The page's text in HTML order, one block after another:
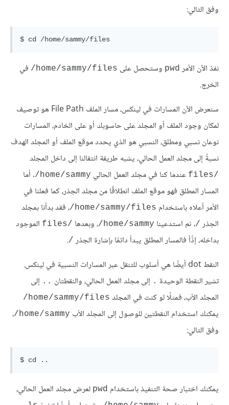
وفق التالي:
نفذ الآن الأمر pwd وستحصل على home/sammy/files/
في
الخرج.
سنعرض الآن المسارات في لينكس، مسار الملف File Path هو توصيف
لمكان وجود الملف أو المجلد على حاسوبك أو على الخادم، المسارات
نوعان نسبي ومطلق، النسبي هو الذي يحدد موقع الملف أو المجلد الهدف
نسبةً إلى مجلد العمل الحالي، يشبه طريقة انتقالنا إلى داخل المجلد
/files عندما كنا في مجلد العمل الحالي home/sammy/
. أما
المسار المطلق فهو موقع الملف انطلاقًا من مجلد الجذر، كما فعلنا في
الأمر أعلاه باستخدام home/sammy/files/
، فقد بدأنا بمجلد
الجذر /، ثم استدعينا home/sammy/ ، وبعدها /files
الموجود
بداخله، إذًأ فالمسار المطلق يبدأ دائمًا بإشارة الجذر /
.
النقط dot أيضًا هي أسلوب للتنقل عبر المسارات النسبية في لينكس.
تشير النقطة الوحيدة . إلى مجلد العمل الحالي، والنقطتان .. إلى
المجلد الأب، فمثلًا لو كنت في المجلد home/sammy/files/
يمكنك استخدام النقطتين للوصول إلى المجلد الأب home/sammy/
،
وفق التالي:
يمكنك اختبار صحة التنفيذ باستخدام pwd لعرض مجلد العمل الحالي،